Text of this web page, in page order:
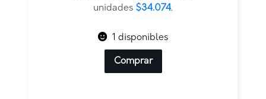
$220.799.unidades $34.074.
1 disponibles
Comprar